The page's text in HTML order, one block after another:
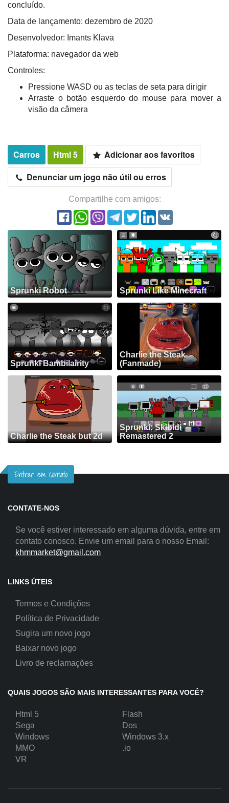
concluído.
Data de lançamento: dezembro de 2020
Desenvolvedor: Imants Klava
Plataforma: navegador da web
Controles:
Pressione WASD ou as teclas de seta para dirigir
Arraste o botão esquerdo do mouse para mover a
visão da câmera
Carros Html 5
Adicionar aos favoritos
Denunciar um jogo não útil ou erros
Compartilhe com amigos:
Sprunki Robot Sprunki Like Minecraft
Sprunki Bambilairity
Charlie the Steak
(Fanmade)
Charlie the Steak but 2d
Sprunki: Skibidi
Remastered 2
Entrar em contato
CONTATE-NOS
Se você estiver interessado em alguma dúvida, entre em
contato conosco. Envie um email para o nosso Email:
khmmarket@gmail.com
LINKS ÚTEIS
Termos e Condições
Política de Privacidade
Sugira um novo jogo
Baixar novo jogo
Livro de reclamações
QUAIS JOGOS SÃO MAIS INTERESSANTES PARA VOCÊ?
Html 5
Flash
Sega
Dos
Windows
Windows 3.x
MMO
.io
VR